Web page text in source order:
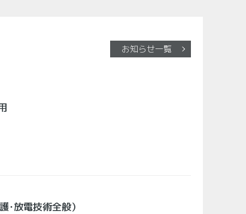
お知らせ一覧
放電技術全般）